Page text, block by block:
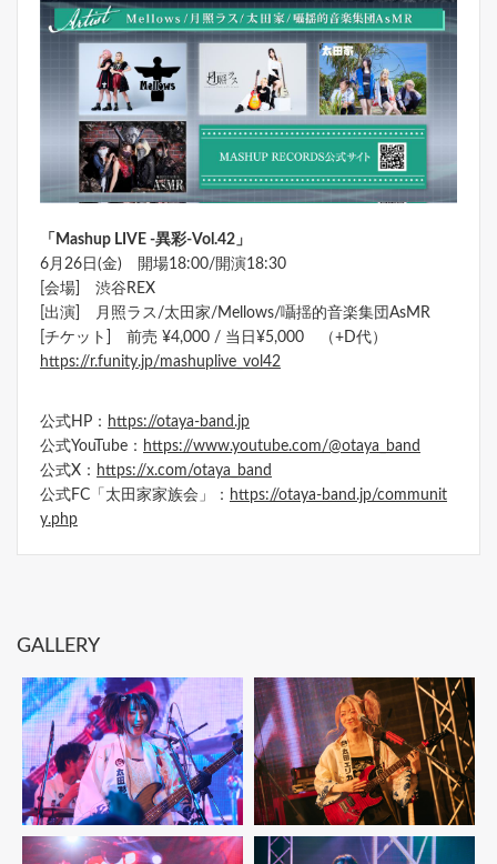
「Mashup LIVE -異彩-Vol.42 」
6月26日(金) 開場18:00/開演18:30
[会場] 渋谷REX
[出演] 月照ラス/太田家/Mellows/囁揺的音楽集団AsMR
[チケット] 前売 ¥4,000 / 当日¥5,000 （+D代）
https://r.funity.jp/mashuplive_vol42
公式HP： https://otaya-band.jp
公式YouTube： https://www.youtube.com/@otaya_band
公式X： https://x.com/otaya_band
公式FC「太田家家族会」： https://otaya-band.jp/communit
y.php
GALLERY